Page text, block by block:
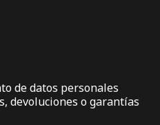
de datos personales
devoluciones o garantías